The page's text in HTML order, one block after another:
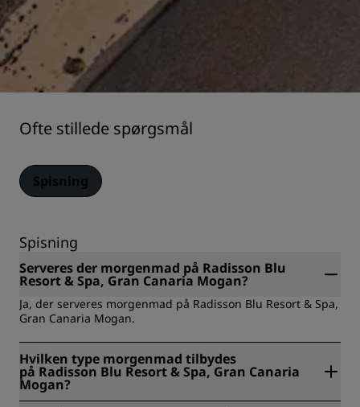
Ofte stillede spørgsmål
Spisning
Spisning
Serveres der morgenmad på Radisson Blu
Resort & Spa, Gran Canaria Mogan?
Ja, der serveres morgenmad på Radisson Blu Resort & Spa,
Gran Canaria Mogan.
Hvilken type morgenmad tilbydes
på Radisson Blu Resort & Spa, Gran Canaria
Mogan?